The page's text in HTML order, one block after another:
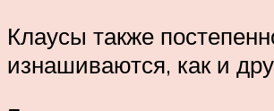
Клаусы также
изнашиваются, как и